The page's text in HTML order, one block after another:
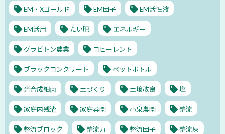
EM・Xゴールド EM団子 EM活性液
EM活用 たい肥 エネルギー
グラビトン農業 コヒーレント
ブラックコンクリート ペットボトル
光合成細菌 土づくり 土壌改良 塩
家庭内残渣 家庭菜園 小泉農園 整流
整流ブロック 整流力 整流団子 整流灰